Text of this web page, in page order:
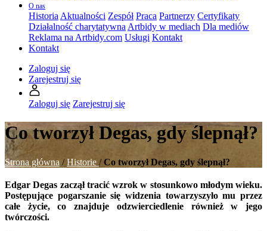
O nas
Historia Aktualności Zespół Praca Partnerzy Certyfikaty
Działalność charytatywna Artbidy w mediach Dla mediów
Reklama na Artbidy.com Usługi Kontakt
Kontakt
Zaloguj się
Zarejestruj się
Zaloguj się Zarejestruj się
Co tworzył Degas, gdy ślepnął?
Strona główna /Historie /Co tworzył Degas, gdy ślepnął?
Edgar Degas zaczął tracić wzrok w stosunkowo młodym wieku.
Postępujące pogarszanie się widzenia towarzyszyło mu przez
całe życie, co znajduje odzwierciedlenie również w jego
twórczości.